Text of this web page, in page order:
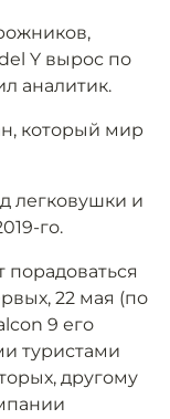
Y вырос по
аналитик.
который мир
легковушки и
го.
порадоваться
22 мая (по
9 его
туристами
другому